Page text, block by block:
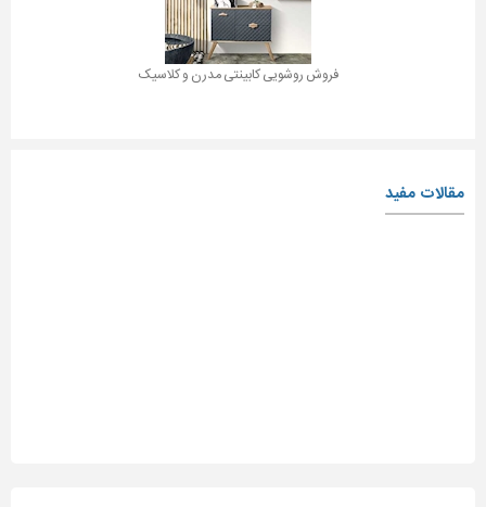
فروش روشویی کابینتی مدرن و کلاسیک
مقالات مفید